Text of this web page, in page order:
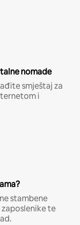
nomade
smještaj za
i
stambene
te